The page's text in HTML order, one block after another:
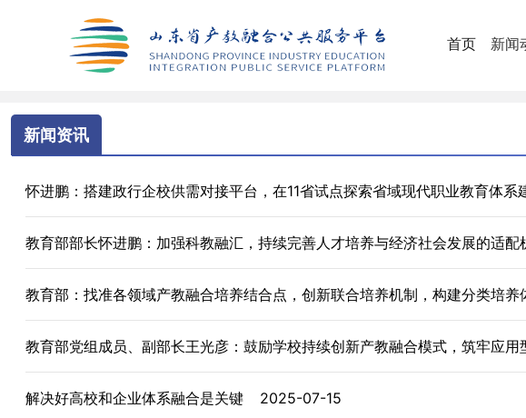
首页 新闻
新闻资讯
怀进鹏：搭建政行企校供需对接平台，在11省试点探索省域现代职业教育体
教育部部长怀进鹏：加强科教融汇，持续完善人才培养与经济社会发展的适配
教育部：找准各领域产教融合培养结合点，创新联合培养机制，构建分类培
教育部党组成员、副部长王光彦：鼓励学校持续创新产教融合模式，筑牢应用
解决好高校和企业体系融合是关键 2025-07-15